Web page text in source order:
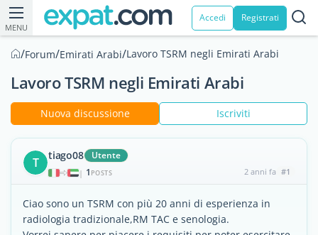
MENU
Accedi Registrati
/Forum/Emirati Arabi/Lavoro TSRM negli Emirati Arabi
Lavoro TSRM negli Emirati Arabi
Nuova discussione Iscriviti
T tiago08 Utente
| 1 POSTS 2 anni fa #1
Ciao sono un TSRM con più 20 anni di esperienza in
radiologia tradizionale,RM TAC e senologia.